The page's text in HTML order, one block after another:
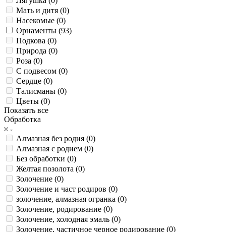
Мать и дитя (0)
Насекомые (0)
Орнаменты (93)
Подкова (0)
Природа (0)
Роза (0)
С подвесом (0)
Сердце (0)
Талисманы (0)
Цветы (0)
Показать все
Обработка
Алмазная без родия (0)
Алмазная с родием (0)
Без обработки (0)
Желтая позолота (0)
Золочение (0)
Золочение и част родиров (0)
золочение, алмазная огранка (0)
Золочение, родирование (0)
Золочение, холодная эмаль (0)
Золочение, частичное черное родирование (0)